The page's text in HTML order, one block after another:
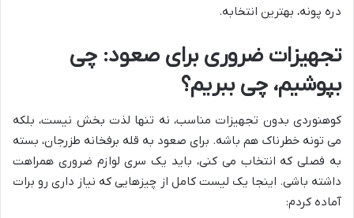
دره پونه، بهترین انتخابه.
تجهیزات ضروری برای صعود: چی
بپوشیم، چی ببریم؟
کوهنوردی بدون تجهیزات مناسب، نه تنها لذت بخش نیست، بلکه
می تونه خطرناک هم باشه. برای صعود به قله برفخانه طزرجان، بسته
به فصلی که انتخاب می کنی، باید یک سری لوازم ضروری همراهت
داشته باشی. اینجا یک لیست کامل از چیزهایی که نیاز داری رو برات
آماده کردم: